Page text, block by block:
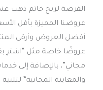
الفرصة لربح خاتم ذهب
عروضنا المميزة بأقل
أفضل العروض وأرقى
مجاني”، بالإضافة إلى
والمعاينة المجانية”